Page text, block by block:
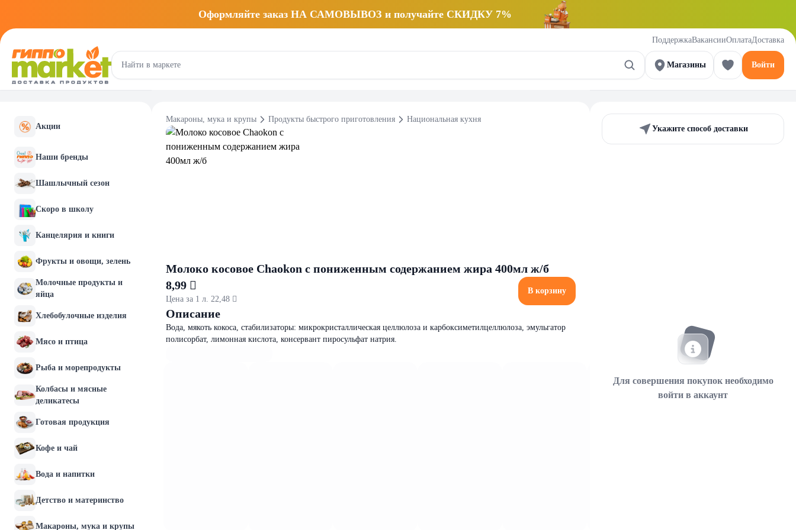
Оформляйте заказ НА САМОВЫВОЗ и получайте СКИДКУ 7%
ПоддержкаВакансииОплатаДоставка
Магазины Войти
Акции
Наши бренды
Шашлычный сезон
Скоро в школу
Канцелярия и книги
Фрукты и овощи, зелень
Молочные продукты и
яйца
Хлебобулочные изделия
Мясо и птица
Рыба и морепродукты
Колбасы и мясные
деликатесы
Готовая продукция
Кофе и чай
Вода и напитки
Детство и материнство
Макароны, мука и крупы
Макароны, мука и крупы Продукты быстрого приготовления Национальная кухня
Молоко косовое Chaokon с пониженным содержанием жира 400мл ж/б
8,99 
Цена за 1 л. 22,48 
В корзину
Описание
Вода, мякоть кокоса, стабилизаторы: микрокристаллическая целлюлоза и карбоксиметилцеллюлоза, эмульгатор
полисорбат, лимонная кислота, консервант пиросульфат натрия.
Укажите способ доставки
Для совершения покупок необходимо
войти в аккаунт